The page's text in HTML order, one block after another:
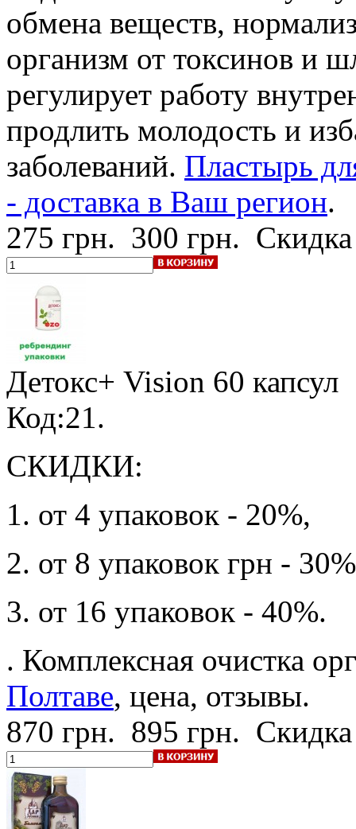
обмена веществ,
организм от токсинов и
регулирует работу
продлить молодость и
заболеваний. Пластырь
- доставка в Ваш регион.
275 грн. 300 грн.
Детокс+ Vision 60 капсул
Код:21.
СКИДКИ:
1. от 4 упаковок - 20%,
2. от 8 упаковок грн -
3. от 16 упаковок - 40%.
. Комплексная очистка
Полтаве, цена, отзывы.
870 грн. 895 грн.